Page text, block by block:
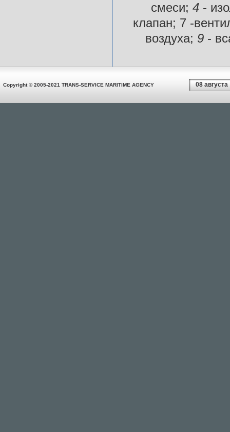
смеси; 4 -
клапан; 7 -
воздуха; 9 -
Copyright © 2005-2021 TRANS-SERVICE MARITIME AGENCY 08 августа